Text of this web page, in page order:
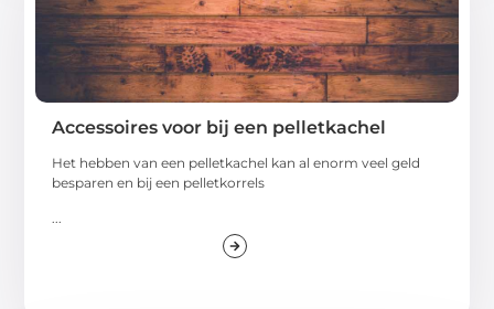
Accessoires voor bij een pelletkachel
Het hebben van een pelletkachel kan al enorm veel geld
besparen en bij een pelletkorrels
...